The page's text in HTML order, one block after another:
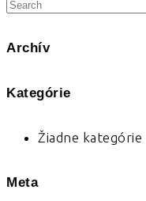
Archív
Kategórie
Žiadne kategórie
Meta